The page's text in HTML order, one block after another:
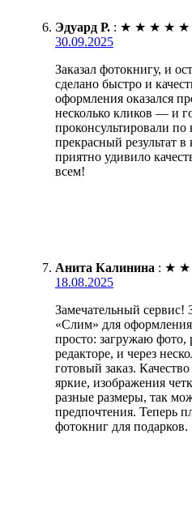
Эдуард Р. : ★ ★ ★ ★ ★
30.09.2025
Заказал фотокнигу, и
сделано быстро и
оформления оказался
несколько кликов — и
проконсультировали
прекрасный результат
приятно удивило
всем!
Анита Калинина : ★ ★
18.08.2025
Замечательный сервис!
«Слим» для
просто: загружаю
редакторе, и через
готовый заказ.
яркие, изображения
разные размеры, так
предпочтения. Теперь
фотокниг для подарков.